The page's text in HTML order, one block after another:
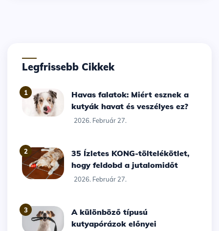
Legfrissebb Cikkek
1
Havas falatok: Miért esznek a
kutyák havat és veszélyes ez?
2026. Február 27.
2
35 Ízletes KONG-töltelékötlet,
hogy feldobd a jutalomidőt
2026. Február 27.
3
A különböző típusú
kutyapórázok előnyei